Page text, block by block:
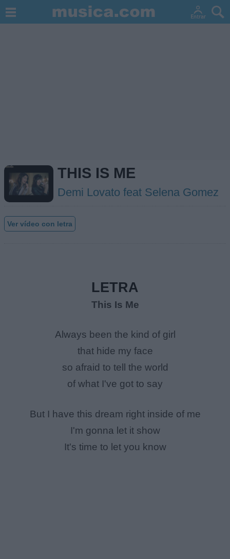
THIS IS ME
Demi Lovato feat Selena Gomez
Ver vídeo con letra
LETRA
This Is Me
Always been the kind of girl
that hide my face
so afraid to tell the world
of what I've got to say
But I have this dream right inside of me
I'm gonna let it show
It's time to let you know